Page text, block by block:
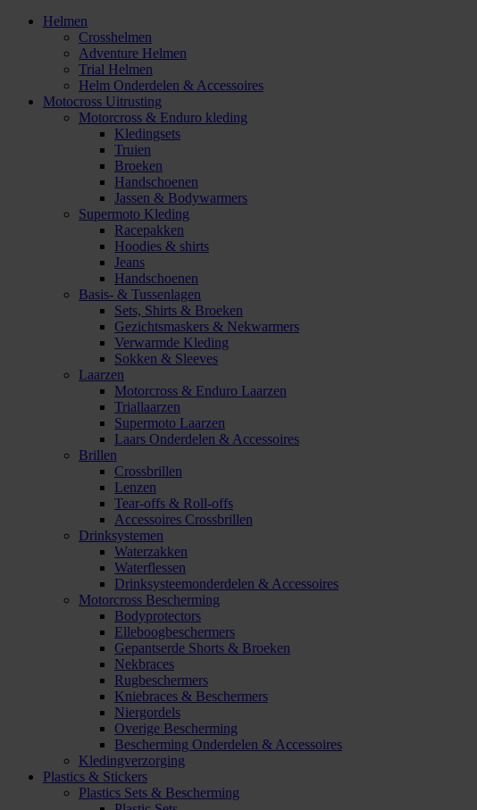
Helmen
Crosshelmen
Adventure Helmen
Trial Helmen
Helm Onderdelen & Accessoires
Motocross Uitrusting
Motorcross & Enduro kleding
Kledingsets
Truien
Broeken
Handschoenen
Jassen & Bodywarmers
Supermoto Kleding
Racepakken
Hoodies & shirts
Jeans
Handschoenen
Basis- & Tussenlagen
Sets, Shirts & Broeken
Gezichtsmaskers & Nekwarmers
Verwarmde Kleding
Sokken & Sleeves
Laarzen
Motorcross & Enduro Laarzen
Triallaarzen
Supermoto Laarzen
Laars Onderdelen & Accessoires
Brillen
Crossbrillen
Lenzen
Tear-offs & Roll-offs
Accessoires Crossbrillen
Drinksystemen
Waterzakken
Waterflessen
Drinksysteemonderdelen & Accessoires
Motorcross Bescherming
Bodyprotectors
Elleboogbeschermers
Gepantserde Shorts & Broeken
Nekbraces
Rugbeschermers
Kniebraces & Beschermers
Niergordels
Overige Bescherming
Bescherming Onderdelen & Accessoires
Kledingverzorging
Plastics & Stickers
Plastics Sets & Bescherming